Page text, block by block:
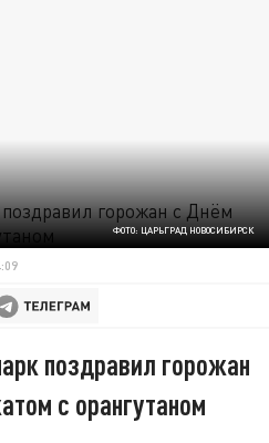
ФОТО: ЦАРЬГРАД НОВОСИБИРСК
поздравил горожан
с орангутаном